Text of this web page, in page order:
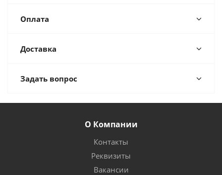
Оплата
Доставка
Задать вопрос
О Компании
Контакты
Реквизиты
Вакансии